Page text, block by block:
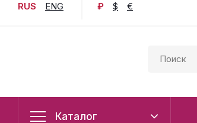
RUS ENG ₽ $ €
Каталог